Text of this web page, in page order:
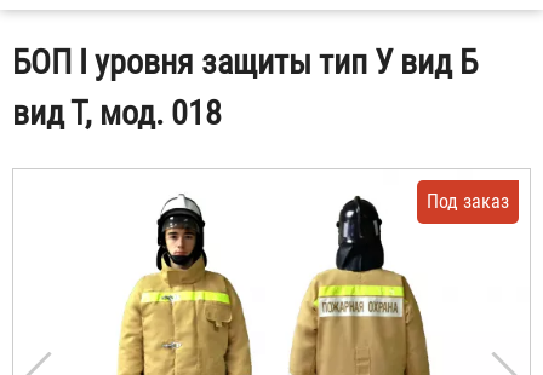
БОП I уровня защиты тип У вид Б
вид Т, мод. 018
Под заказ